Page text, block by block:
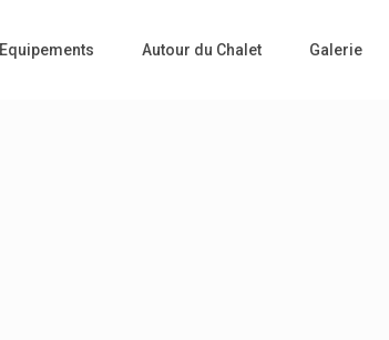
Equipements Autour du Chalet Galerie